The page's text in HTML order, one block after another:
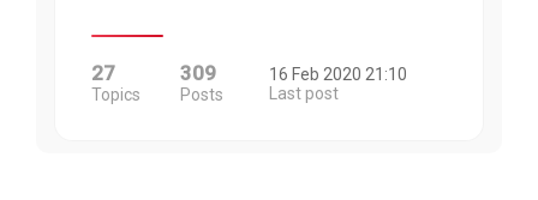
27
Topics
309
Posts
16 Feb 2020 21:10
Last post